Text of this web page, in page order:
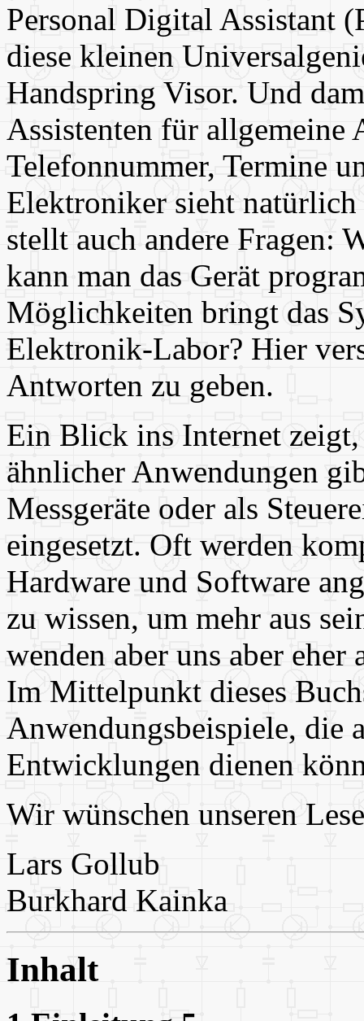
Personal Digital Assistant
diese kleinen
Handspring Visor. Und
Assistenten für allgemeine
Telefonnummer, Termine
Elektroniker sieht
stellt auch andere Fragen:
kann man das Gerät
Möglichkeiten bringt das
Elektronik-Labor? Hier
Antworten zu geben.
Ein Blick ins Internet zeigt,
ähnlicher Anwendungen
Messgeräte oder als
eingesetzt. Oft werden
Hardware und Software
zu wissen, um mehr aus
wenden aber uns aber
Im Mittelpunkt dieses
Anwendungsbeispiele, die
Entwicklungen dienen
Wir wünschen unseren
Lars Gollub
Burkhard Kainka
Inhalt